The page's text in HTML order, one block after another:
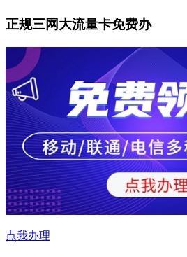
正规三网大流量卡免费办
点我办理